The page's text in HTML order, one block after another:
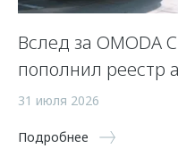
Вслед за OMODA
пополнил реестр
31 июля 2026
Подробнее